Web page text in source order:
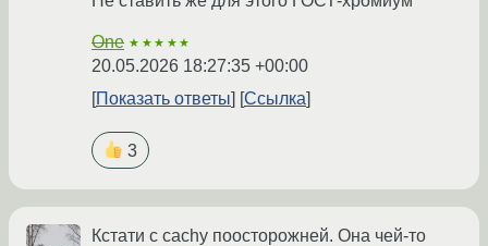
One ★★★★★
20.05.2026 18:27:35 +00:00
Показать ответы
Ссылка
3
Кстати с cachy поосторожней. Она чей-то